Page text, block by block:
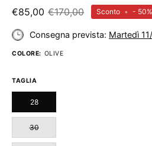
€85,00 €170,00 Sconto • - 50%
Consegna prevista: Martedì
COLORE: OLIVE
TAGLIA
28
30